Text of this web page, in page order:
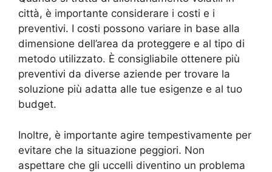
città, è importante considerare i costi e i
preventivi. I costi possono variare in base alla
dimensione dell’area da proteggere e al tipo di
metodo utilizzato. È consigliabile ottenere più
preventivi da diverse aziende per trovare la
soluzione più adatta alle tue esigenze e al tuo
budget.
Inoltre, è importante agire tempestivamente per
evitare che la situazione peggiori. Non
aspettare che gli uccelli diventino un problema